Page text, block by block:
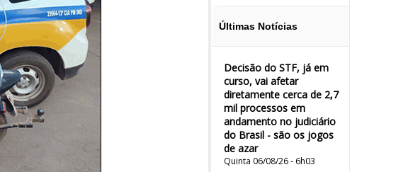
Últimas Notícias
Decisão do STF, já em
curso, vai afetar
diretamente cerca de 2,7
mil processos em
andamento no judiciário
do Brasil - são os jogos
de azar
Quinta 06/08/26 - 6h03